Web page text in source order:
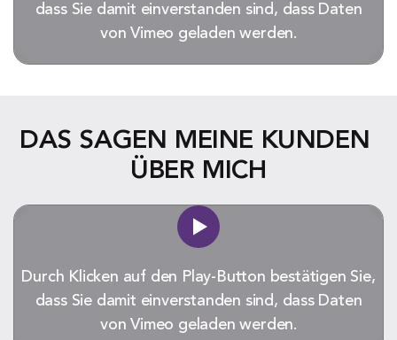
dass Sie damit einverstanden sind, dass Daten
von Vimeo geladen werden.
DAS SAGEN MEINE KUNDEN
ÜBER MICH
Durch Klicken auf den Play-Button bestätigen Sie,
dass Sie damit einverstanden sind, dass Daten
von Vimeo geladen werden.